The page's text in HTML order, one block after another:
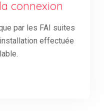
connexion
par les FAI suites
effectuée